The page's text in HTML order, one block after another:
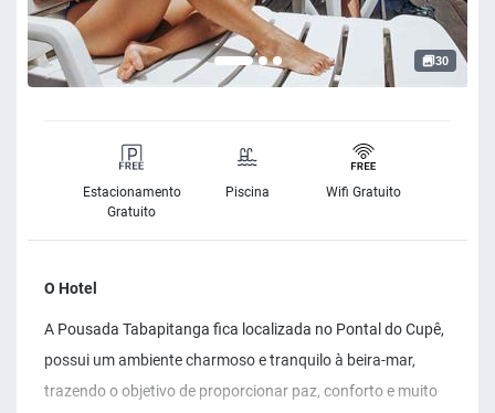
30
Estacionamento
Gratuito
Piscina Wifi Gratuito
O Hotel
A Pousada Tabapitanga fica localizada no Pontal do Cupê,
possui um ambiente charmoso e tranquilo à beira-mar,
trazendo o objetivo de proporcionar paz, conforto e muito